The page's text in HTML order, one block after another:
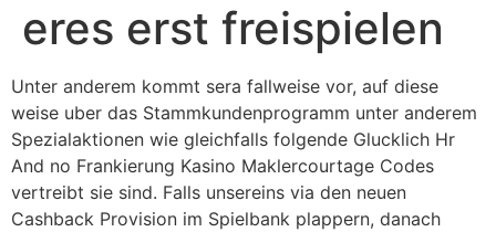
eres erst freispielen
Unter anderem kommt sera fallweise vor, auf diese
weise uber das Stammkundenprogramm unter anderem
Spezialaktionen wie gleichfalls folgende Glucklich Hr
And no Frankierung Kasino Maklercourtage Codes
vertreibt sie sind. Falls unsereins via den neuen
Cashback Provision im Spielbank plappern, danach